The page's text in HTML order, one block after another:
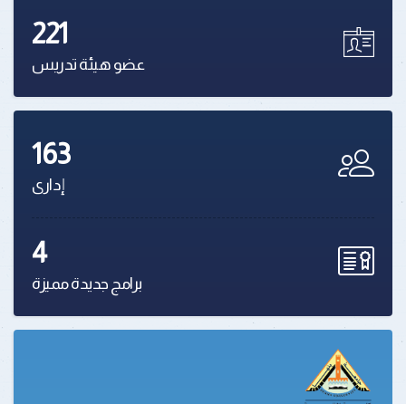
221
عضو هيئة تدريس
163
إدارى
4
برامج جديدة مميزة